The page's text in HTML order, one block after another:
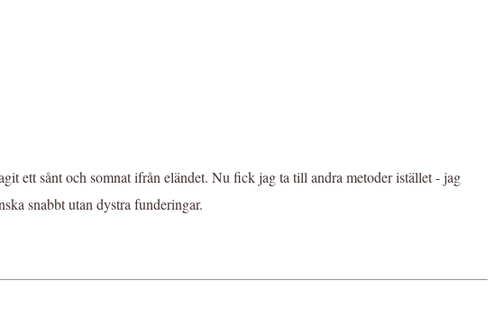
ett sånt och somnat ifrån eländet. Nu fick jag ta till andra metoder istället - jag
snabbt utan dystra funderingar.